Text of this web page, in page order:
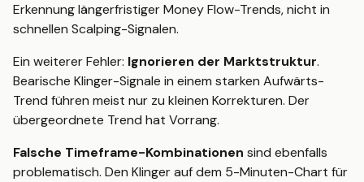
Erkennung längerfristiger Money Flow-Trends, nicht in
schnellen Scalping-Signalen.
Ein weiterer Fehler: Ignorieren der Marktstruktur.
Bearische Klinger-Signale in einem starken Aufwärts-
Trend führen meist nur zu kleinen Korrekturen. Der
übergeordnete Trend hat Vorrang.
Falsche Timeframe-Kombinationen sind ebenfalls
problematisch. Den Klinger auf dem 5-Minuten-Chart für